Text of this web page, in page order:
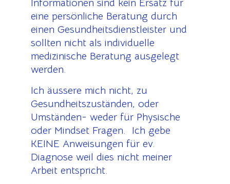
Informationen sind kein Ersatz für
eine persönliche Beratung durch
einen Gesundheitsdienstleister und
sollten nicht als individuelle
medizinische Beratung ausgelegt
werden.
Ich äussere mich nicht, zu
Gesundheitszuständen, oder
Umständen- weder für Physische
oder Mindset Fragen. Ich gebe
KEINE Anweisungen für ev.
Diagnose weil dies nicht meiner
Arbeit entspricht.